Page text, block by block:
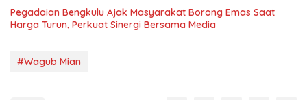
Pegadaian Bengkulu Ajak Masyarakat Borong Emas Saat
Harga Turun, Perkuat Sinergi Bersama Media
#Wagub Mian